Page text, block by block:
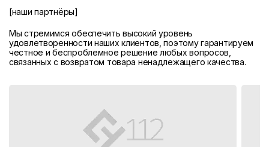
[наши партнёры]
Мы стремимся обеспечить высокий уровень
удовлетворенности наших клиентов, поэтому гарантируем
честное и беспроблемное решение любых вопросов,
связанных с возвратом товара ненадлежащего качества.